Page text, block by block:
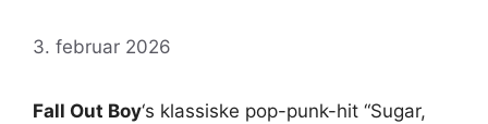
3. februar 2026
Fall Out Boy‘s klassiske pop-punk-hit “Sugar,